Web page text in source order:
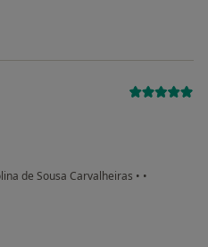
de Sousa Carvalheiras • •